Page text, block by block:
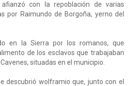
con la repoblación de varias
por Raimundo de Borgoña, yerno del
en la Sierra por los romanos, que
de los esclavos que trabajaban
situadas en el municipio.
descubrió wolframio que, junto con el